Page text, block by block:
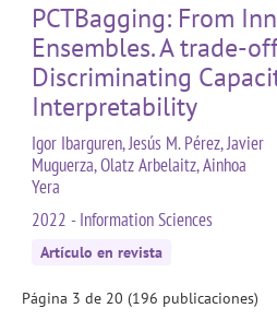
PCTBagging: From
Ensembles. A trade-
Discriminating
Interpretability
Igor Ibarguren, Jesús M. Pérez, Javier
Muguerza, Olatz Arbelaitz, Ainhoa
Yera
2022 - Information Sciences
Artículo en revista
Página 3 de 20 (196 publicaciones)